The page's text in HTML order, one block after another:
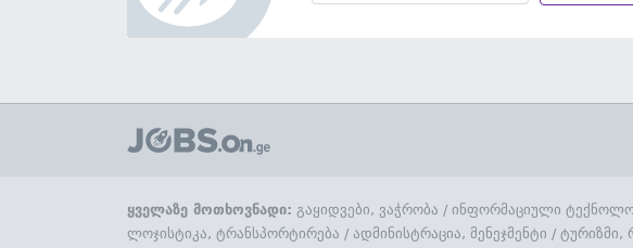
ყველაზე მოთხოვნადი: გაყიდვები, ვაჭრობა / ინფორმაციული
ლოჯისტიკა, ტრანსპორტირება / ადმინისტრაცია, მენეჯმენტი / ტურიზმი,